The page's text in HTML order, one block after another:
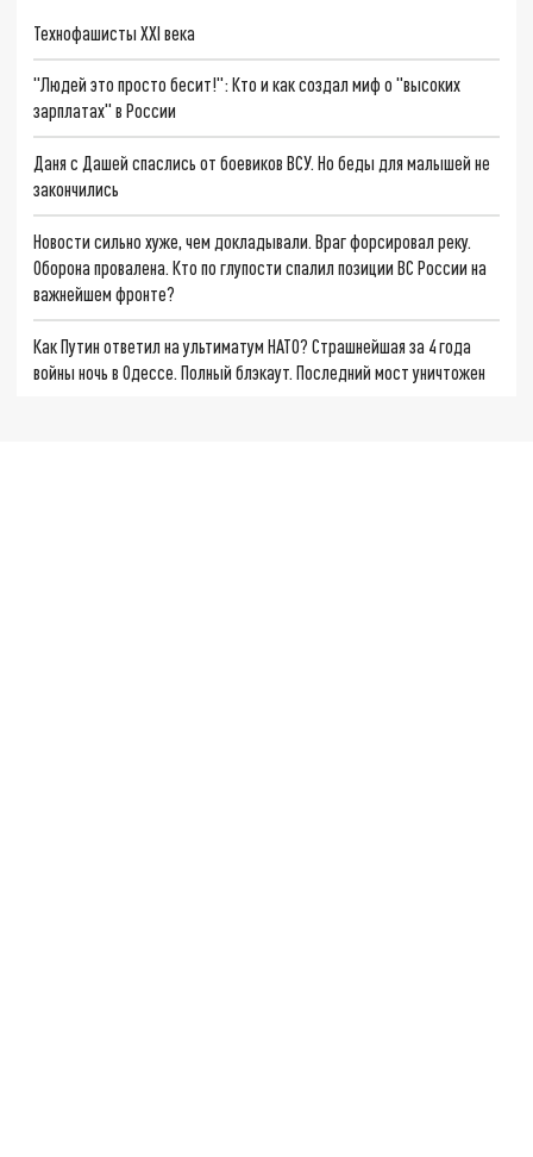
Технофашисты XXI века
"Людей это просто бесит!": Кто и как создал миф о "высоких
зарплатах" в России
Даня с Дашей спаслись от боевиков ВСУ. Но беды для малышей не
закончились
Новости сильно хуже, чем докладывали. Враг форсировал реку.
Оборона провалена. Кто по глупости спалил позиции ВС России на
важнейшем фронте?
Как Путин ответил на ультиматум НАТО? Страшнейшая за 4 года
войны ночь в Одессе. Полный блэкаут. Последний мост уничтожен